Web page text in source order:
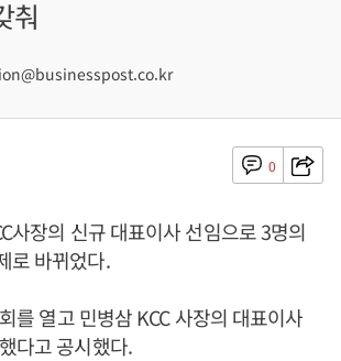
춰
0
사장의 신규 대표이사 선임으로 3명의
로 바뀌었다.
를 열고 민병삼 KCC 사장의 대표이사
다고 공시했다.